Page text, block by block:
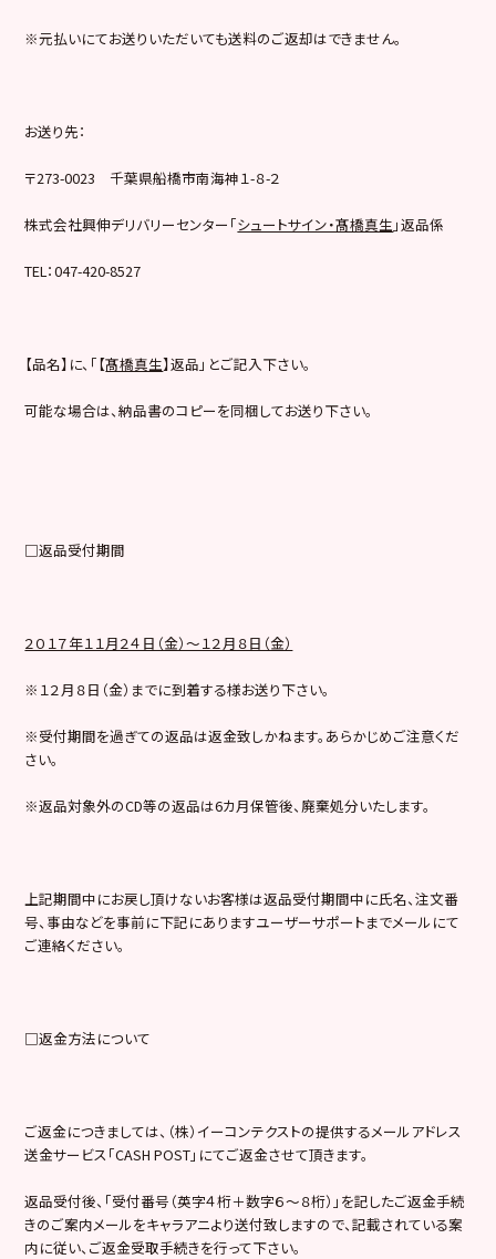
※元払いにてお送りいただいても送料のご返却はできません。
お送り先：
〒273-0023 千葉県船橋市南海神１-８-２
株式会社興伸デリバリーセンター「シュートサイン・髙橋真生 」返品係
TEL：047-420-8527
【品名】に、「【髙橋真生】返品」とご記入下さい。
可能な場合は、納品書のコピーを同梱してお送り下さい。
□返品受付期間
２０１７年１１月２４日（金）～１２月８日（金）
※１２月８日（金）までに到着する様お送り下さい。
※受付期間を過ぎての返品は返金致しかねます。あらかじめご注意くだ
さい。
※返品対象外のCD等の返品は6カ月保管後、廃棄処分いたします。
上記期間中にお戻し頂けないお客様は返品受付期間中に氏名、注文番
号、事由などを事前に下記にありますユーザーサポートまでメールにて
ご連絡ください。
□返金方法について
ご返金につきましては、（株）イーコンテクストの提供するメールアドレス
送金サービス「CASH POST」にてご返金させて頂きます。
返品受付後、「受付番号（英字４桁＋数字６～８桁）」を記したご返金手続
きのご案内メールをキャラアニより送付致しますので、記載されている案
内に従い、ご返金受取手続きを行って下さい。